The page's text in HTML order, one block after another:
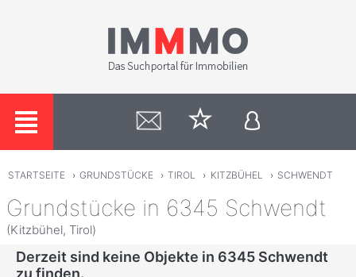
STARTSEITE › GRUNDSTÜCKE › TIROL › KITZBÜHEL › SCHWENDT
Grundstücke in 6345 Schwendt
(Kitzbühel, Tirol)
Derzeit sind keine Objekte in 6345 Schwendt
zu finden.